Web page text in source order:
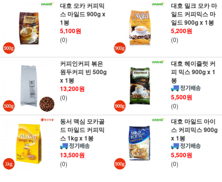
대호 모카 커피믹
스 마일드 900g x
1봉
5,100원
(0)
대호 밀크 모카 마
일드 커피믹스 마
일드 900g x 1봉
5,200원
(0)
커피인커피 볶은
원두커피 빈 500g
x 1봉
13,200원
(0)
대호 헤이즐럿 커
피 믹스 900g x 1
봉
5,500원
(0)
동서 맥심 모카골
드 마일드 커피믹
스 1kg x 1봉
13,500원
(0)
대호 마일드 아이
스 커피믹스 900g
x 1봉
5,500원
(0)